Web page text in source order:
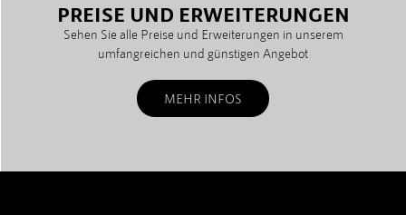
PREISE UND ERWEITERUNGEN
Sehen Sie alle Preise und Erweiterungen in unserem
umfangreichen und günstigen Angebot
MEHR INFOS